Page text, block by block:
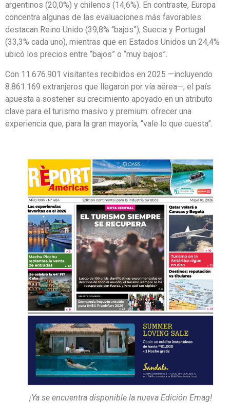
argentinos (20,0%) y chilenos (14,6%). En contraste, Europa
concentra algunas de las evaluaciones más favorables:
destacan Reino Unido (39,8% “bajos”), Suecia y Portugal
(33,3% cada uno), mientras que en Estados Unidos un 24,4%
ubicó los precios entre “bajos” o “muy bajos”.
Con 11.676.901 visitantes recibidos en 2025 —incluyendo
8.861.169 extranjeros que llegaron por vía aérea—, el país
apuesta a sostener su crecimiento apoyado en un atributo
clave para el turismo masivo y premium: ofrecer una
experiencia que, para la gran mayoría, “vale lo que cuesta”.
¡Ya se encuentra disponible la nueva Edición Emag!